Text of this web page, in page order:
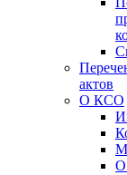
актов
О КСО
О